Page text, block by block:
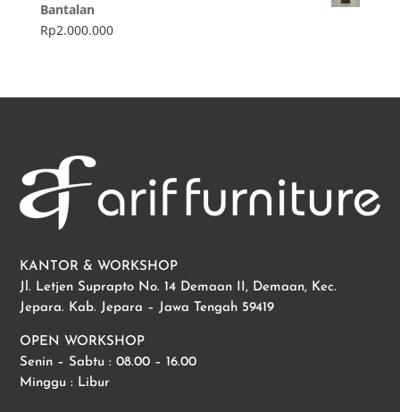
Bantalan
Rp2.000.000
KANTOR & WORKSHOP
Jl. Letjen Suprapto No. 14 Demaan II, Demaan, Kec.
Jepara. Kab. Jepara – Jawa Tengah 59419
OPEN WORKSHOP
Senin – Sabtu : 08.00 – 16.00
Minggu : Libur